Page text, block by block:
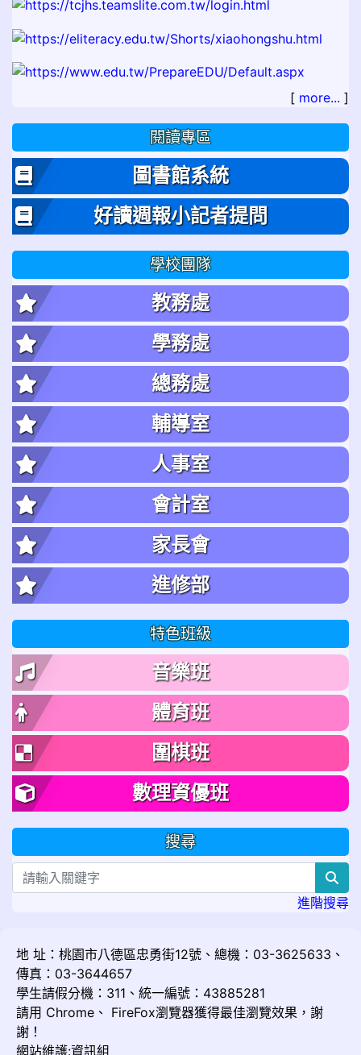
[ more... ]
閱讀專區
圖書館系統
好讀週報小記者提問
學校團隊
教務處
學務處
總務處
輔導室
人事室
會計室
家長會
進修部
特色班級
音樂班
體育班
圍棋班
數理資優班
搜尋
進階搜尋
地 址：桃園市八德區忠勇街12號、總機：03-3625633、
傳真：03-3644657
學生請假分機：311、統一編號：43885281
請用 Chrome 、 FireFox瀏覽器獲得最佳瀏覽效果，謝
謝！
網站維護:資訊組